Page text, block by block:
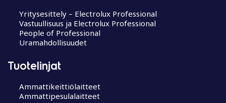
Yritysesittely – Electrolux Professional
Vastuullisuus ja Electrolux Professional
People of Professional
Uramahdollisuudet
Tuotelinjat
Ammattikeittiölaitteet
Ammattipesulalaitteet